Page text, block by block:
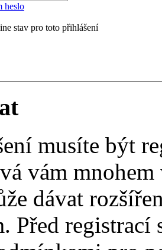
heslo
stav pro toto přihlášení
musíte být
vám
dávat
Před registrací